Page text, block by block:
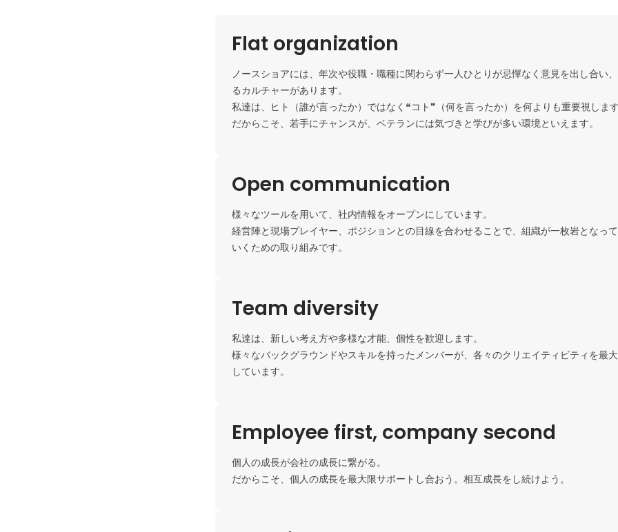
Flat organization
ノースショアには、年次や役職・職種に関わらず一人ひとりが忌憚なく意見を出し合い
るカルチャーがあります。
私達は、ヒト（誰が言ったか）ではなく❝コト❞（何を言ったか）を何よりも重要視します
だからこそ、若手にチャンスが、ベテランには気づきと学びが多い環境といえます。
Open communication
様々なツールを用いて、社内情報をオープンにしています。
経営陣と現場プレイヤー、ポジションとの目線を合わせることで、組織が一枚岩となっ
いくための取り組みです。
Team diversity
私達は、新しい考え方や多様な才能、個性を歓迎します。
様々なバックグラウンドやスキルを持ったメンバーが、各々のクリエイティビティを最
Employee first, company second
個人の成長が会社の成長に繋がる。
だからこそ、個人の成長を最大限サポートし合おう。相互成長をし続けよう。